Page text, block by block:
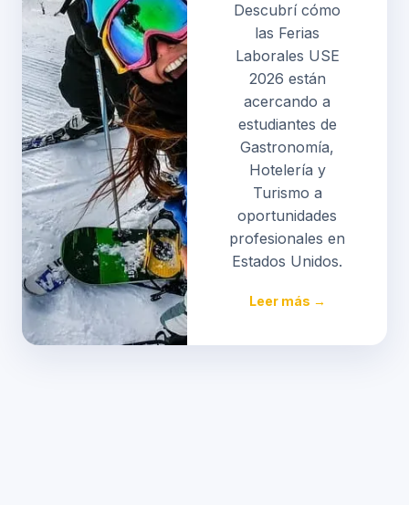
Descubrí cómo
las Ferias
Laborales USE
2026 están
acercando a
estudiantes de
Gastronomía,
Hotelería y
Turismo a
oportunidades
profesionales en
Estados Unidos.
Leer más →